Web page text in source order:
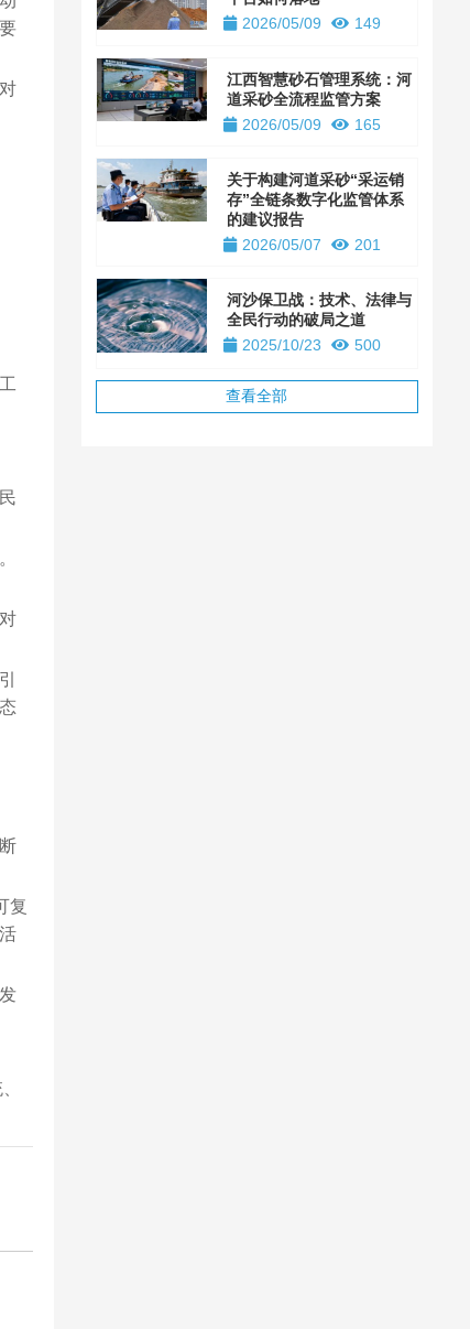
复
2026/05/09
149
江西智慧砂石管理系统：河
道采砂全流程监管方案
2026/05/09
165
关于构建河道采砂“采运销
存”全链条数字化监管体系
的建议报告
2026/05/07
201
河沙保卫战：技术、法律与
全民行动的破局之道
2025/10/23
500
查看全部